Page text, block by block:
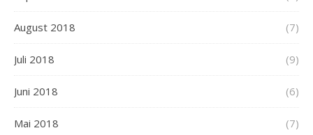
August 2018 (7)
Juli 2018 (9)
Juni 2018 (6)
Mai 2018 (7)